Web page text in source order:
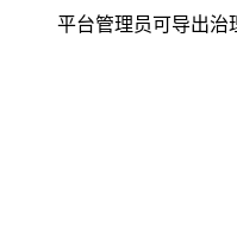
平台管理员可导出治